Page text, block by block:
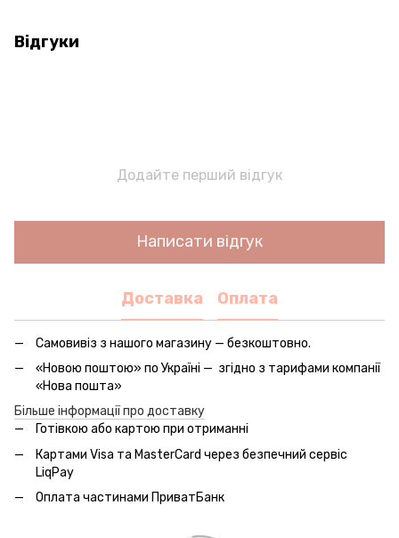
Відгуки
Додайте перший відгук
Написати відгук
Доставка Оплата
Самовивіз з нашого магазину — безкоштовно.
«Новою поштою» по Україні — згідно з тарифами компанії
«Нова пошта»
Більше інформації про доставку
Готівкою або картою при отриманні
Картами Visa та MasterCard через безпечний сервic
LiqPay
Оплата частинами ПриватБанк